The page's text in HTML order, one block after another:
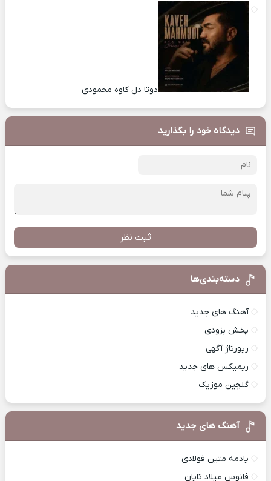
دوتا دل کاوه محمودی
دیدگاه خود را بگذارید
ثبت نظر
دسته‌بندی‌ها
آهنگ های جدید
پخش بزودی
رپورتاژ آگهی
ریمیکس های جدید
گلچین موزیک
آهنگ های جدید
یادمه متین فولادی
فانوس میلاد تایان